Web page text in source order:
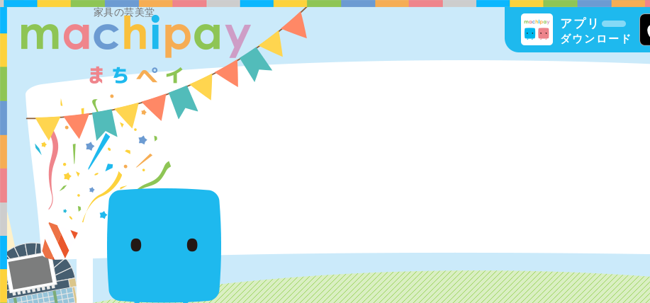
アプリ
ダウンロード
家具の芸美堂